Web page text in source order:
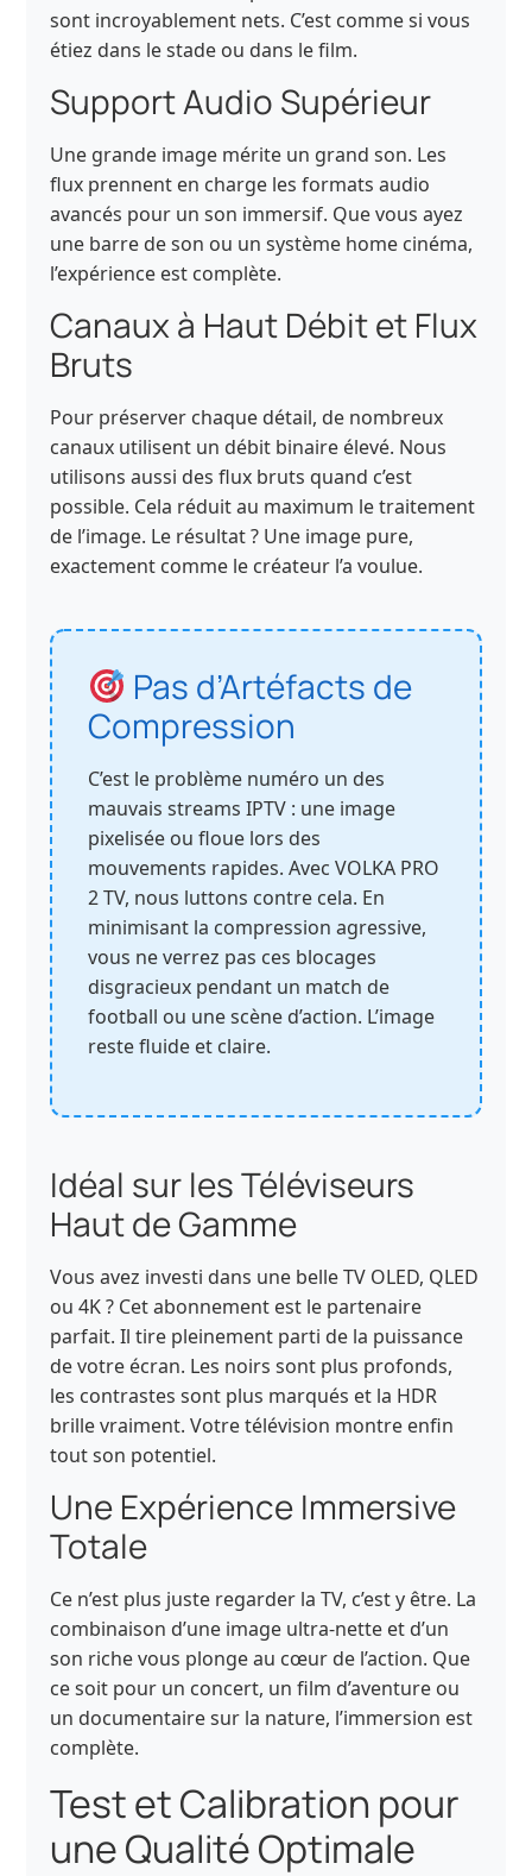
sont incroyablement nets. C’est comme si vous
étiez dans le stade ou dans le film.
Support Audio Supérieur
Une grande image mérite un grand son. Les
flux prennent en charge les formats audio
avancés pour un son immersif. Que vous ayez
une barre de son ou un système home cinéma,
l’expérience est complète.
Canaux à Haut Débit et Flux
Bruts
Pour préserver chaque détail, de nombreux
canaux utilisent un débit binaire élevé. Nous
utilisons aussi des flux bruts quand c’est
possible. Cela réduit au maximum le traitement
de l’image. Le résultat ? Une image pure,
exactement comme le créateur l’a voulue.
Pas d’Artéfacts de
Compression
C’est le problème numéro un des
mauvais streams IPTV : une image
pixelisée ou floue lors des
mouvements rapides. Avec VOLKA PRO
2 TV, nous luttons contre cela. En
minimisant la compression agressive,
vous ne verrez pas ces blocages
disgracieux pendant un match de
football ou une scène d’action. L’image
reste fluide et claire.
Idéal sur les Téléviseurs
Haut de Gamme
Vous avez investi dans une belle TV OLED, QLED
ou 4K ? Cet abonnement est le partenaire
parfait. Il tire pleinement parti de la puissance
de votre écran. Les noirs sont plus profonds,
les contrastes sont plus marqués et la HDR
brille vraiment. Votre télévision montre enfin
tout son potentiel.
Une Expérience Immersive
Totale
Ce n’est plus juste regarder la TV, c’est y être. La
combinaison d’une image ultra-nette et d’un
son riche vous plonge au cœur de l’action. Que
ce soit pour un concert, un film d’aventure ou
un documentaire sur la nature, l’immersion est
complète.
Test et Calibration pour
une Qualité Optimale